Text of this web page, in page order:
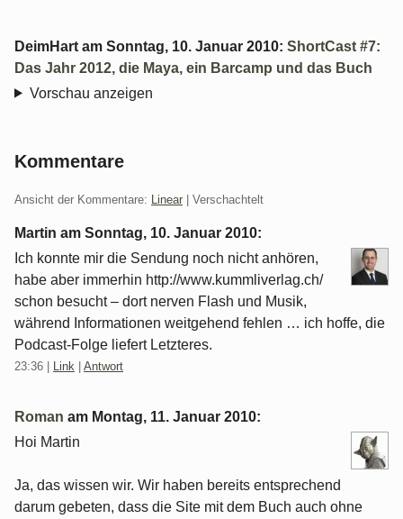
DeimHart am Sonntag, 10. Januar 2010: ShortCast #7:
Das Jahr 2012, die Maya, ein Barcamp und das Buch
Vorschau anzeigen
Kommentare
Ansicht der Kommentare: Linear | Verschachtelt
Martin am Sonntag, 10. Januar 2010:
Ich konnte mir die Sendung noch nicht anhören,
habe aber immerhin http://www.kummliverlag.ch/
schon besucht – dort nerven Flash und Musik,
während Informationen weitgehend fehlen … ich hoffe, die
Podcast-Folge liefert Letzteres.
23:36 | Link | Antwort
Roman am Montag, 11. Januar 2010:
Hoi Martin
Ja, das wissen wir. Wir haben bereits entsprechend
darum gebeten, dass die Site mit dem Buch auch ohne